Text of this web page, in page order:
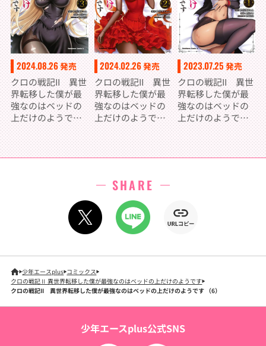
2024.08.26発売
クロの戦記II 異世
界転移した僕が最
強なのはベッドの
上だけのようです
2024.02.26発売
クロの戦記II 異世
界転移した僕が最
強なのはベッドの
上だけのようです
2023.07.25 発売
クロの戦記II 異世
界転移した僕が最
強なのはベッドの
上だけのようです
SHARE
少年エースplus コミックス
クロの戦記Ⅱ 異世界転移した僕が最強なのはベッドの上だけのようです
クロの戦記II 異世界転移した僕が最強なのはベッドの上だけのようです （6）
少年エースplus公式SNS